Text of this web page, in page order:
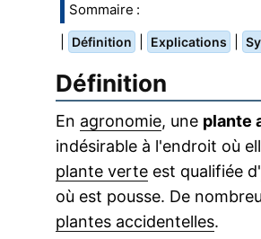
Sommaire :
Définition Explications
Définition
En agronomie, une plante
indésirable à l'endroit où
plante verte est qualifiée d'
où est pousse. De
plantes accidentelles.